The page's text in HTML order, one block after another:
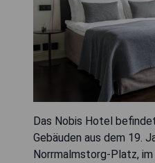
Das Nobis Hotel
Gebäuden aus dem 19.
Norrmalmstorg-Platz,